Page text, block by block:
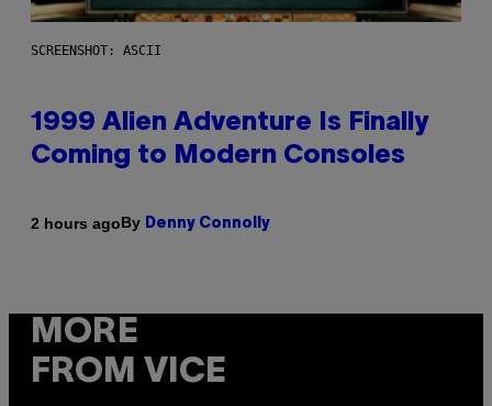
SCREENSHOT: ASCII
1999 Alien Adventure Is Finally
Coming to Modern Consoles
2 hours agoBy Denny Connolly
MORE
FROM VICE